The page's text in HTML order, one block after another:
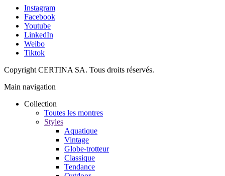
Instagram
Facebook
Youtube
LinkedIn
Weibo
Tiktok
Copyright CERTINA SA. Tous droits réservés.
Main navigation
Collection
Toutes les montres
Styles
Aquatique
Vintage
Globe-trotteur
Classique
Tendance